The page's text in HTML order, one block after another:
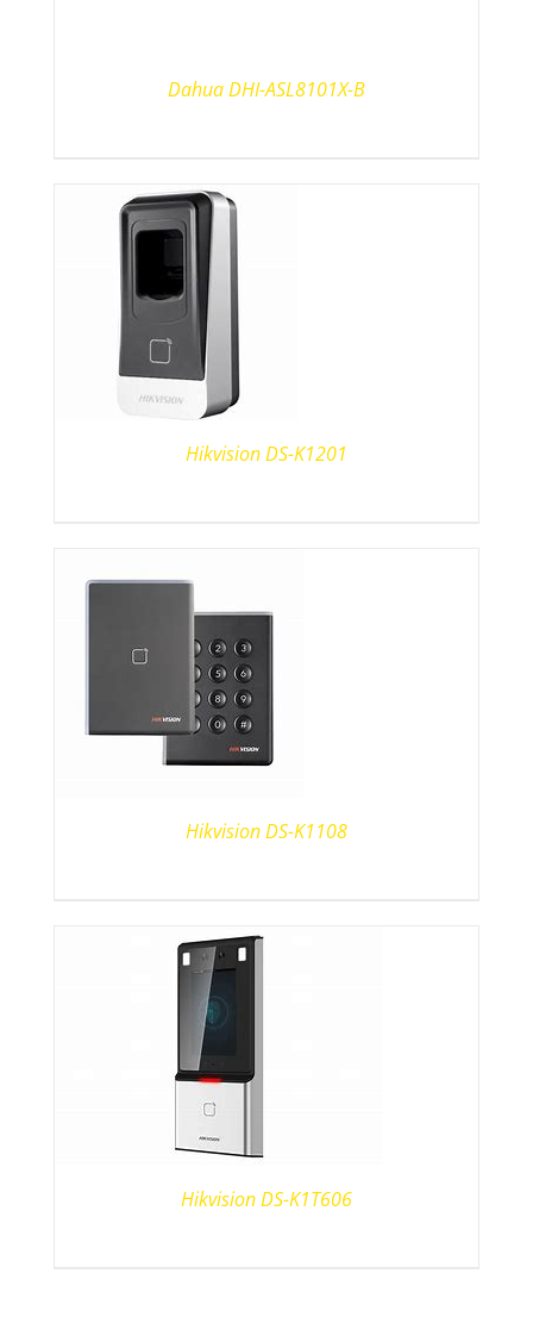
Dahua DHI-ASL8101X-B
Hikvision DS-K1201
Hikvision DS-K1108
Hikvision DS-K1T606